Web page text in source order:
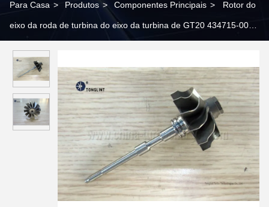
Para Casa > Produtos > Componentes Principais > Rotor do
eixo da roda de turbina do eixo da turbina de GT20 434715-0013
GUARDA FLORESTAL de Ford